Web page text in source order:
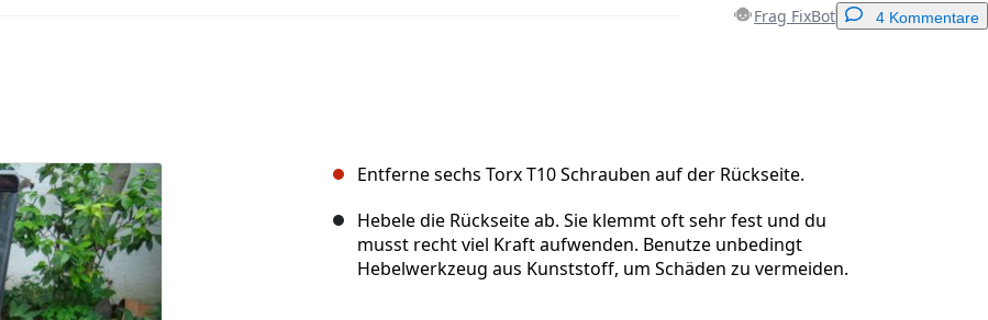
Frag FixBot 4 Kommentare
Abbrechen
Entferne sechs Torx T10 Schrauben auf der Rückseite.
Hebele die Rückseite ab. Sie klemmt oft sehr fest und du
musst recht viel Kraft aufwenden. Benutze unbedingt
Hebelwerkzeug aus Kunststoff, um Schäden zu vermeiden.